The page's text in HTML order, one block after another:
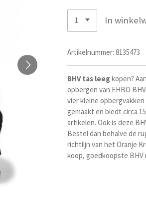
In
Artikelnummer: 8135473
BHV tas leegkopen?
opbergen van EHBO
vier kleine
gemaakt en biedt circa
artikelen. Ook is deze
Bestel dan behalve de
richtlijn van het Oranje
koop, goedkoopste BHV